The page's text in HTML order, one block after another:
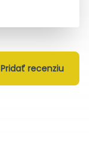
Pridať recenziu